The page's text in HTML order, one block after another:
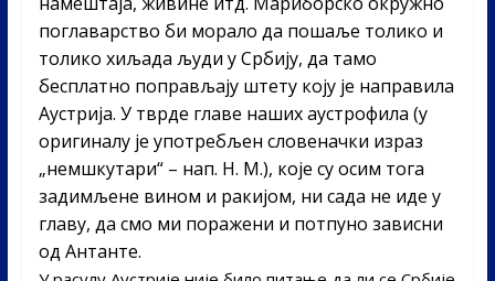
поглаварство би морало да пошаље толико и
толико хиљада људи у Србију, да тамо
бесплатно поправљају штету коју је направила
Аустрија. У тврде главе наших аустрофила (у
оригиналу је употребљен словеначки израз
„немшкутари“ – нап. Н. М.), које су осим тога
задимљене вином и ракијом, ни сада не иде у
главу, да смо ми поражени и потпуно зависни
од Антанте.